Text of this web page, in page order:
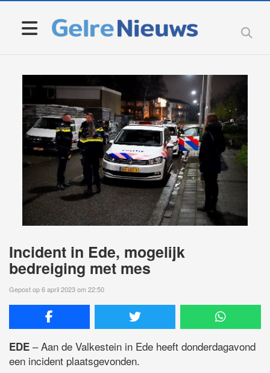
Incident in Ede, mogelijk
bedreiging met mes
Gepost op 6 april 2023 om 22:50
EDE – Aan de Valkestein in Ede heeft donderdagavond
een incident plaatsgevonden.